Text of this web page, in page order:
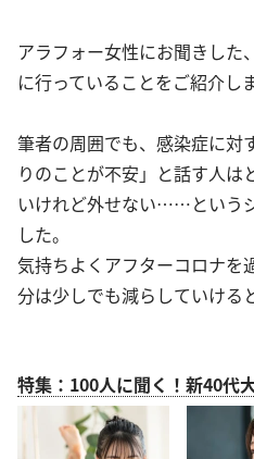
アラフォー女性にお聞きした
に行っていることをご紹介し
筆者の周囲でも、感染症に対
りのことが不安」と話す人は
いけれど外せない……という
した。
気持ちよくアフターコロナを
分は少しでも減らしていける
特集：100人に聞く！新40代